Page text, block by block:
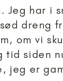
Jeg har i
dreng
om vi
tid siden
jeg er